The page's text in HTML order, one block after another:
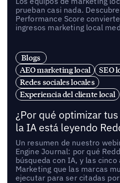
prueban casi nada.
Performance Score
ingresos marketing local
Blogs
AEO marketing local
SEO
Redes sociales locales
Experiencia del cliente local
¿Por qué optimizar
la IA está leyendo
Un resumen de nuestro
Engine Journal: por qué
búsqueda con IA, y las
Marketing que las marcas
ejecutar para ser citadas